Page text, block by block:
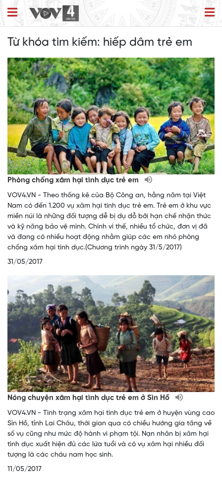
Từ khóa tìm kiếm: hiếp dâm trẻ em
Phòng chống xâm hại tình dục trẻ em
VOV4.VN - Theo thống kê của Bộ Công an, hằng năm tại Việt
Nam có đến 1.200 vụ xâm hại tình dục trẻ em. Trẻ em ở khu vực
miền núi là những đối tượng dễ bị dụ dỗ bởi hạn chế nhận thức
và kỹ năng bảo vệ mình. Chính vì thế, nhiều tổ chức, đơn vị đã
và đang có nhiều hoạt động nhằm giúp các em nhỏ phòng
chống xâm hại tình dục.(Chương trình ngày 31/5/2017)
31/05/2017
Nóng chuyện xâm hại tình dục trẻ em ở Sìn Hồ
VOV4.VN - Tình trạng xâm hại tình dục trẻ em ở huyện vùng cao
Sìn Hồ, tỉnh Lai Châu, thời gian qua có chiều hướng gia tăng về
số vụ cũng như mức độ hành vi phạm tội. Nạn nhân bị xâm hại
tình dục xuất hiện đủ các lứa tuổi và có vụ xâm hại nhiều đối
tượng là các cháu nam học sinh.
11/05/2017